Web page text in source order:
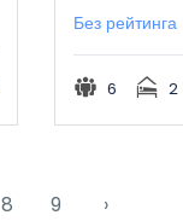
Без рейтинга
6 2
8 9 ›